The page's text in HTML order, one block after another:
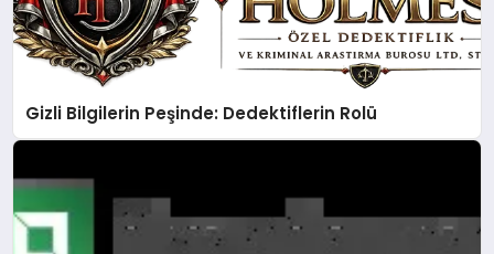
Gizli Bilgilerin Peşinde: Dedektiflerin Rolü